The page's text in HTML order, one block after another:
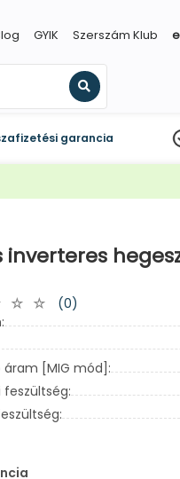
GYIK Szerszám Klub
Keresés
garancia
inverteres
(0)
áram [MIG mód]:
feszültség: